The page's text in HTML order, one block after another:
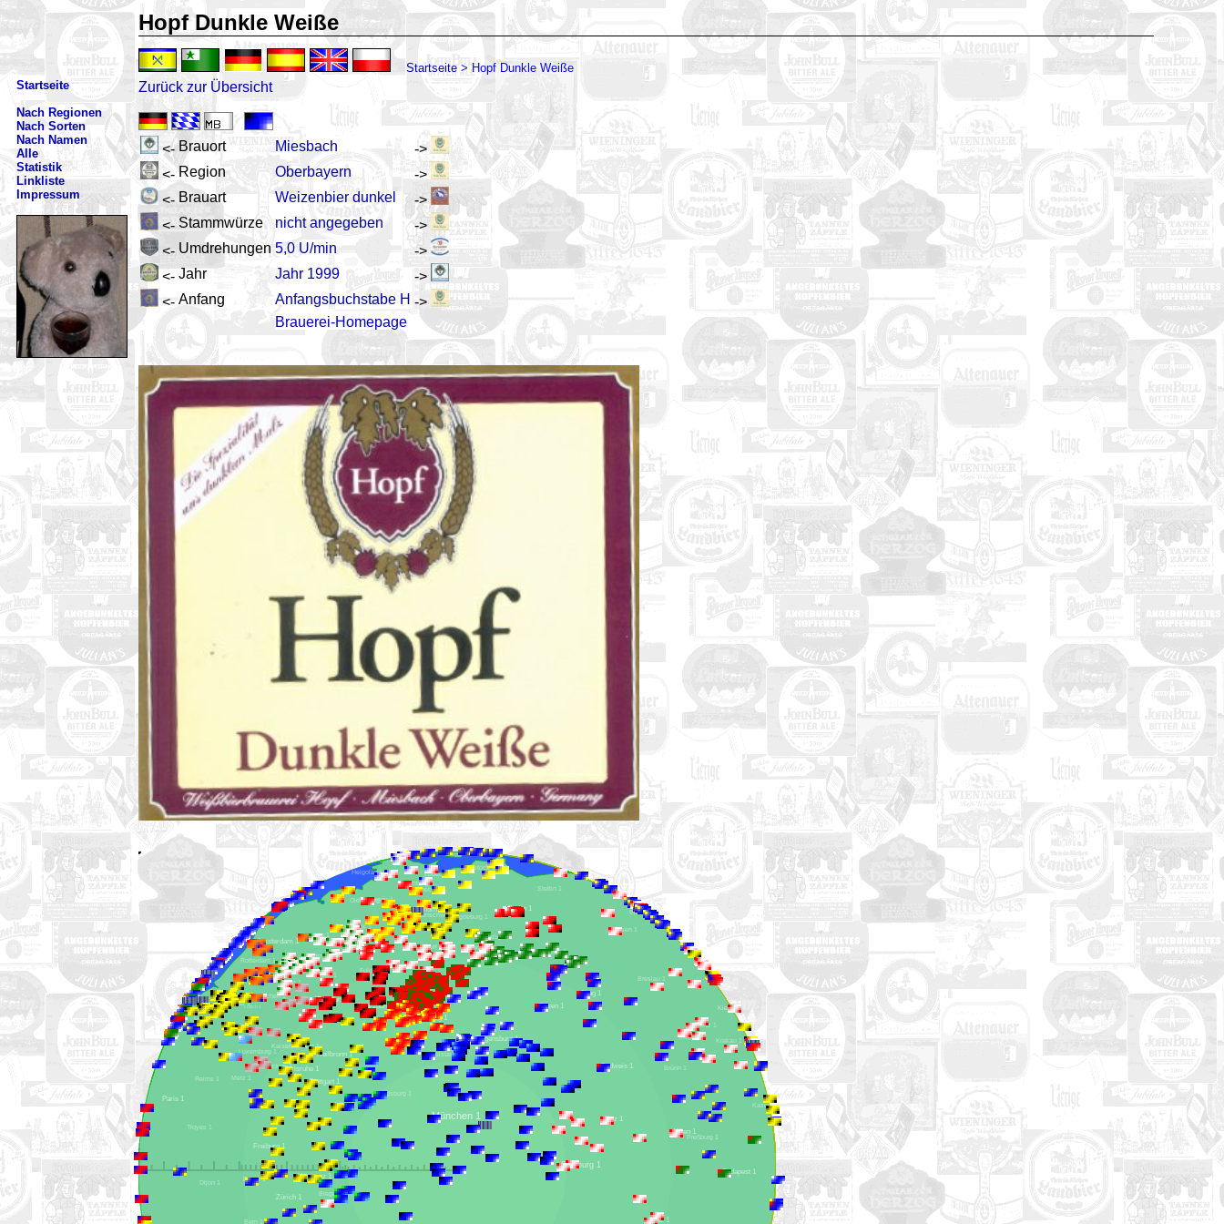
Hopf Dunkle Weiße
Startseite > Hopf Dunkle Weiße
Startseite
Nach Regionen
Nach Sorten
Nach Namen
Alle
Statistik
Linkliste
Impressum
Zurück zur Übersicht
<- Brauort Miesbach
->
<- Region Oberbayern
->
<- Brauart Weizenbier dunkel
->
<- Stammwürze nicht angegeben
->
<- Umdrehungen 5,0 U/min
->
<- Jahr Jahr 1999
->
<- Anfang Anfangsbuchstabe H ->
Brauerei-Homepage
Wien 1
Berlin 1
Gifhorn 1
Paris 1
Amsterdam 1
München 1
Prag 1
Frankfurt 1
Budapest 1
Brüssel 1
Zürich 1
Stuttgart 1
Nürnberg 1
Hamburg 1
Hannover 1
Köln 1
Leipzig 1
Luxemburg 1
Krakau 1
Posen 1
Breslau 1
Bern 1
Bremen 1
Dresden 1
Stettin 1
Salzburg 1
Basel 1
Regensburg 1
Karlsruhe 1
Rostock 1
Magdeburg 1
Saarbrücken 1
Erfurt 1
Lille 1
Eindhoven 1
Rotterdam 1
Kielce 1
Metz 1
Lübeck 1
Troyes 1
Preßburg 1
Fulda 1
Dortmund 1
Gera 1
Graz 1
Linz 1
Brünn 1
Budweis 1
Pilsen 1
Freiburg 1
Heilbronn 1
Konstanz 1
Ulm 1
Würzburg 1
Braunschweig 1
Lüneburg 1
Oldenburg 1
Osnabrück 1
Aachen 1
Münster 1
Siegen 1
Kaiserslautern 1
Koblenz 1
Chemnitz 1
Helgoland 1
Dijon 1
Hengelo 1
Gleiwitz 1
Reims 1
Bregenz 1
Lüttich 1
Troppau 1
Augsburg 1